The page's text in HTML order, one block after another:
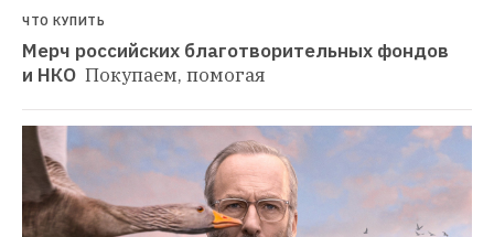
ЧТО КУПИТЬ
Мерч российских благотворительных фондов
и НКО Покупаем, помогая